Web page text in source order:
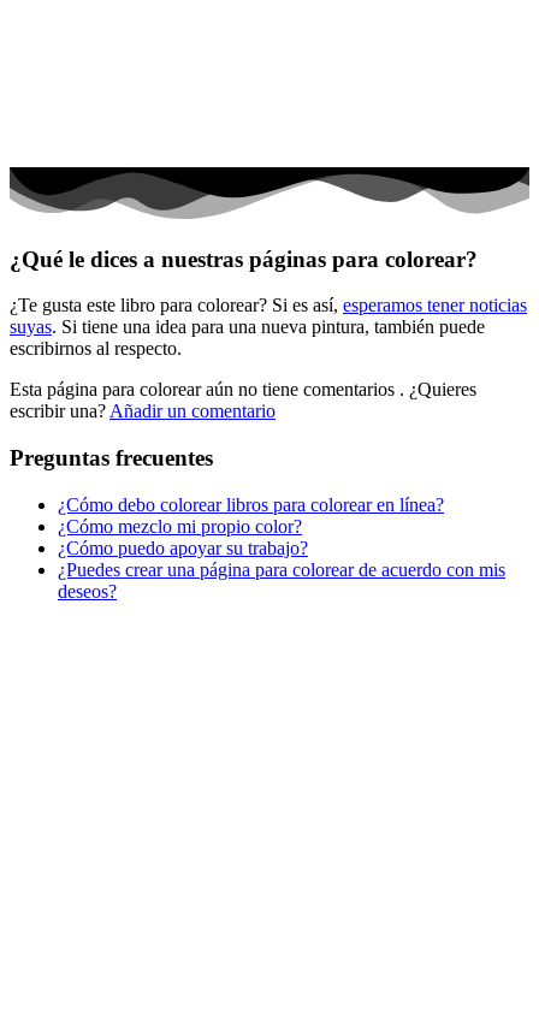
Halloween y otoño
Mandalas
Música e instrumentos musicales
Peluches y caballos
Primavera y pascua
Transporte
Verano y vacaciones
Libros para colorear para niños
Nezaradené
¿Qué le dices a nuestras páginas para colorear?
¿Te gusta este libro para colorear? Si es así, esperamos tener noticias
suyas. Si tiene una idea para una nueva pintura, también puede
escribirnos al respecto.
Esta página para colorear aún no tiene comentarios . ¿Quieres
escribir una? Añadir un comentario
Preguntas frecuentes
¿Cómo debo colorear libros para colorear en línea?
¿Cómo mezclo mi propio color?
¿Cómo puedo apoyar su trabajo?
¿Puedes crear una página para colorear de acuerdo con mis
deseos?